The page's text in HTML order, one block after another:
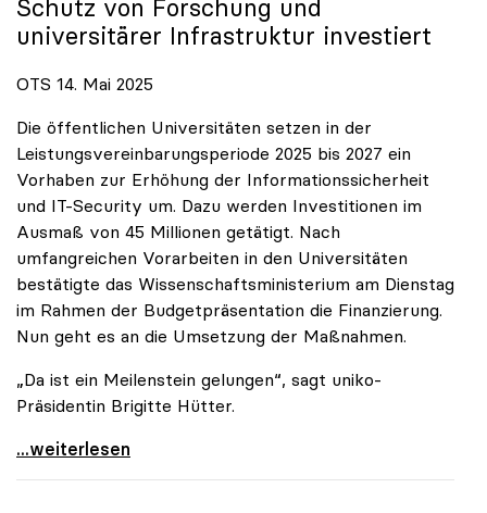
Schutz von Forschung und
universitärer Infrastruktur investiert
OTS 14. Mai 2025
Die öffentlichen Universitäten setzen in der
Leistungsvereinbarungsperiode 2025 bis 2027 ein
Vorhaben zur Erhöhung der Informationssicherheit
und IT-Security um. Dazu werden Investitionen im
Ausmaß von 45 Millionen getätigt. Nach
umfangreichen Vorarbeiten in den Universitäten
bestätigte das Wissenschaftsministerium am Dienstag
im Rahmen der Budgetpräsentation die Finanzierung.
Nun geht es an die Umsetzung der Maßnahmen.
„Da ist ein Meilenstein gelungen“, sagt uniko-
Präsidentin Brigitte Hütter.
Universitäten wappnen sich gegen zunehmende Gefahr
...weiterlesen